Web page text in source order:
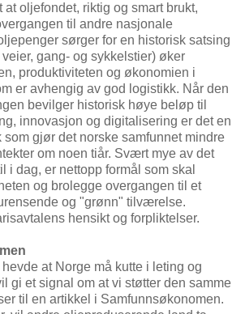
at oljefondet, riktig og smart brukt,
til andre nasjonale
sørger for en historisk satsing
gang- og sykkelstier) øker
produktiviteten og økonomien i
er avhengig av god logistikk. Når den
bevilger historisk høye beløp til
innovasjon og digitalisering er det en
gjør det norske samfunnet mindre
om noen tiår. Svært mye av det
i dag, er nettopp formål som skal
og brolegge overgangen til et
og "grønn" tilværelse.
hensikt og forpliktelser.
at Norge må kutte i leting og
gi et signal om at vi støtter den samme
til en artikkel i Samfunnsøkonomen.